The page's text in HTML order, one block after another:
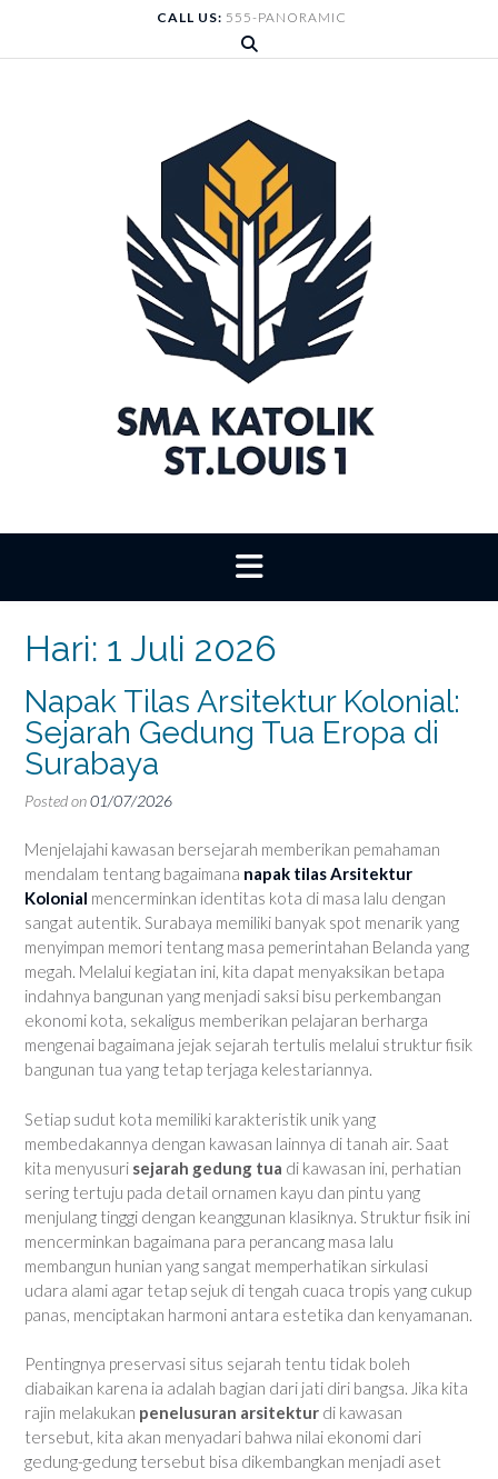
content
CALL US: 555-PANORAMIC
Hari: 1 Juli 2026
Napak Tilas Arsitektur Kolonial:
Sejarah Gedung Tua Eropa di
Surabaya
Posted on01/07/2026
Menjelajahi kawasan bersejarah memberikan pemahaman
mendalam tentang bagaimana napak tilas Arsitektur
Kolonial mencerminkan identitas kota di masa lalu dengan
sangat autentik. Surabaya memiliki banyak spot menarik yang
menyimpan memori tentang masa pemerintahan Belanda yang
megah. Melalui kegiatan ini, kita dapat menyaksikan betapa
indahnya bangunan yang menjadi saksi bisu perkembangan
ekonomi kota, sekaligus memberikan pelajaran berharga
mengenai bagaimana jejak sejarah tertulis melalui struktur fisik
bangunan tua yang tetap terjaga kelestariannya.
Setiap sudut kota memiliki karakteristik unik yang
membedakannya dengan kawasan lainnya di tanah air. Saat
kita menyusuri sejarah gedung tua di kawasan ini, perhatian
sering tertuju pada detail ornamen kayu dan pintu yang
menjulang tinggi dengan keanggunan klasiknya. Struktur fisik ini
mencerminkan bagaimana para perancang masa lalu
membangun hunian yang sangat memperhatikan sirkulasi
udara alami agar tetap sejuk di tengah cuaca tropis yang cukup
panas, menciptakan harmoni antara estetika dan kenyamanan.
Pentingnya preservasi situs sejarah tentu tidak boleh
diabaikan karena ia adalah bagian dari jati diri bangsa. Jika kita
rajin melakukan penelusuran arsitektur di kawasan
tersebut, kita akan menyadari bahwa nilai ekonomi dari
gedung-gedung tersebut bisa dikembangkan menjadi aset